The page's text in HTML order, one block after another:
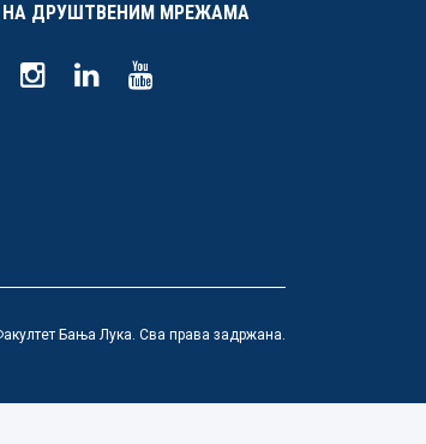
НА ДРУШТВЕНИМ МРЕЖАМА
Бања Лука. Сва права задржана.